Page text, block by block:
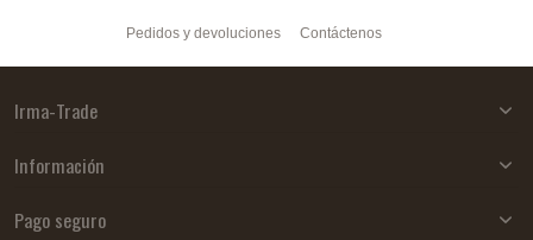
Pedidos y devoluciones Contáctenos
Irma-Trade
Información
Pago seguro